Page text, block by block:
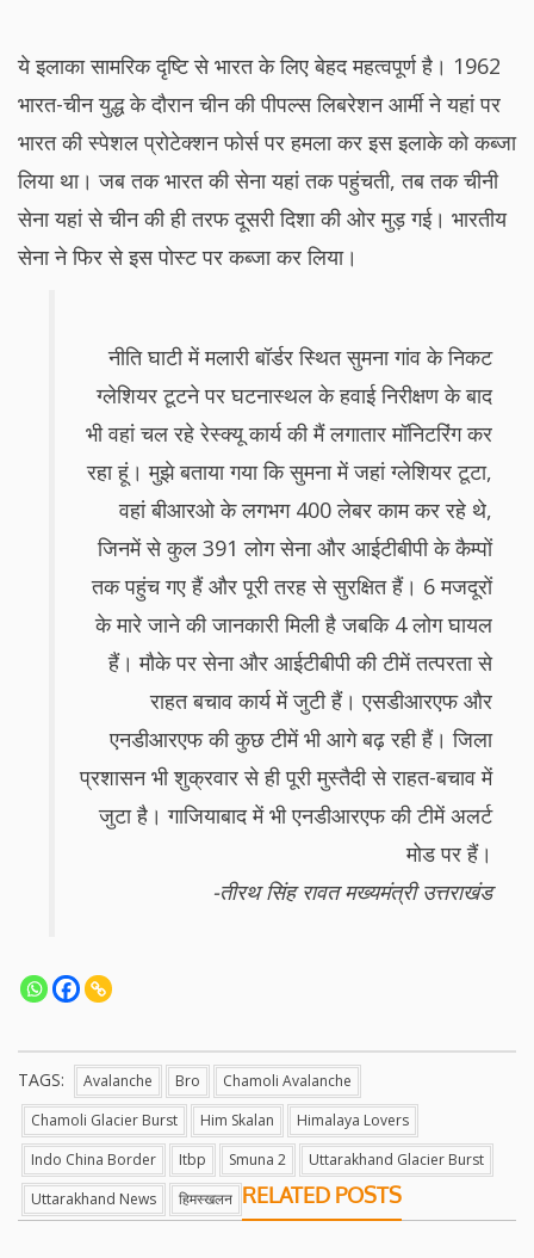
ये इलाका सामरिक दृष्टि से भारत के लिए बेहद महत्वपूर्ण है। 1962
भारत-चीन युद्ध के दौरान चीन की पीपल्स लिबरेशन आर्मी ने यहां पर
भारत की स्पेशल प्रोटेक्शन फोर्स पर हमला कर इस इलाके को कब्जा
लिया था। जब तक भारत की सेना यहां तक पहुंचती, तब तक चीनी
सेना यहां से चीन की ही तरफ दूसरी दिशा की ओर मुड़ गई। भारतीय
सेना ने फिर से इस पोस्ट पर कब्जा कर लिया।
नीति घाटी में मलारी बॉर्डर स्थित सुमना गांव के निकट
ग्लेशियर टूटने पर घटनास्थल के हवाई निरीक्षण के बाद
भी वहां चल रहे रेस्क्यू कार्य की मैं लगातार मॉनिटरिंग कर
रहा हूं। मुझे बताया गया कि सुमना में जहां ग्लेशियर टूटा,
वहां बीआरओ के लगभग 400 लेबर काम कर रहे थे,
जिनमें से कुल 391 लोग सेना और आईटीबीपी के कैम्पों
तक पहुंच गए हैं और पूरी तरह से सुरक्षित हैं। 6 मजदूरों
के मारे जाने की जानकारी मिली है जबकि 4 लोग घायल
हैं। मौके पर सेना और आईटीबीपी की टीमें तत्परता से
राहत बचाव कार्य में जुटी हैं। एसडीआरएफ और
एनडीआरएफ की कुछ टीमें भी आगे बढ़ रही हैं। जिला
प्रशासन भी शुक्रवार से ही पूरी मुस्तैदी से राहत-बचाव में
जुटा है। गाजियाबाद में भी एनडीआरएफ की टीमें अलर्ट
मोड पर हैं।
-तीरथ सिंह रावत मख्यमंत्री उत्तराखंड
TAGS: Avalanche Bro
Chamoli Avalanche
Chamoli Glacier Burst
Him Skalan
Himalaya Lovers
Indo China Border
Itbp Smuna 2
Uttarakhand Glacier Burst
Uttarakhand News
हिमस्खलन RELATED POSTS